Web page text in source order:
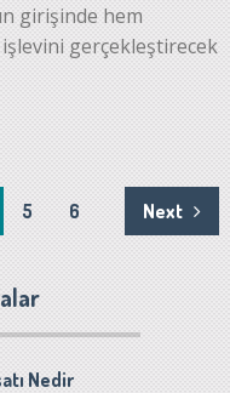
girişinde hem
işlevini gerçekleştirecek
5 6 Next
Nedir